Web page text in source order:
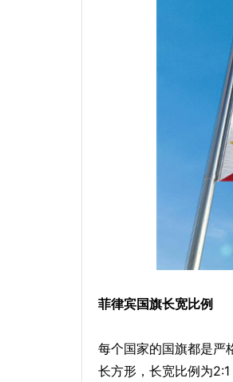
菲律宾国旗长宽比例
每个国家的国旗都是严
长方形，长宽比例为